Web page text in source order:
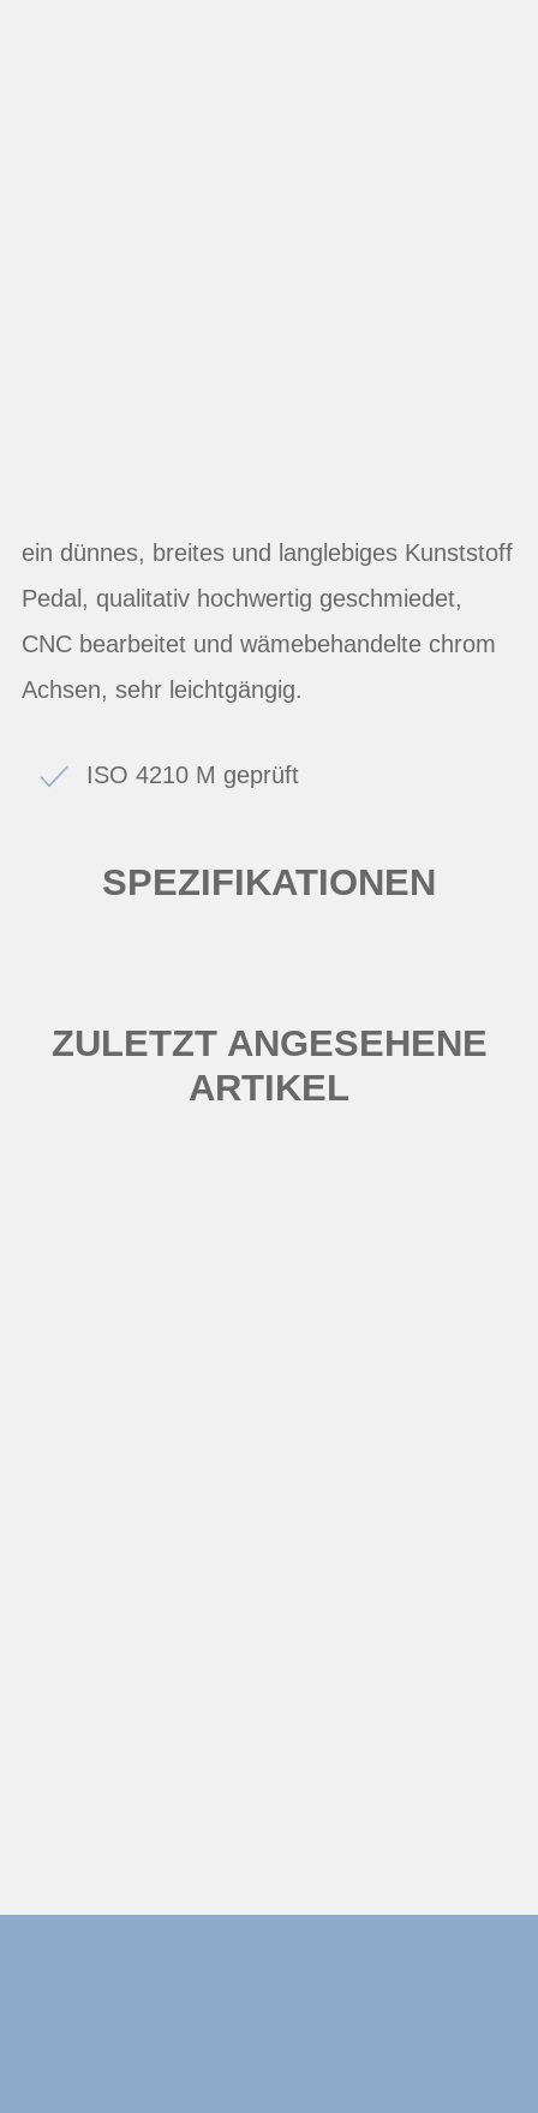
ein dünnes, breites und langlebiges Kunststoff
Pedal, qualitativ hochwertig geschmiedet,
CNC bearbeitet und wämebehandelte chrom
Achsen, sehr leichtgängig.
ISO 4210 M geprüft
SPEZIFIKATIONEN
ZULETZT ANGESEHENE
ARTIKEL